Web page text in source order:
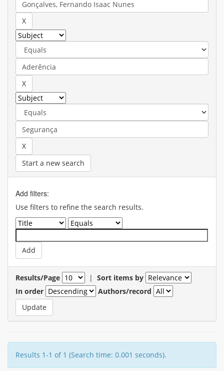
Start a new search
Add filters:
Use filters to refine the search results.
Results/Page | Sort items by
In order
Authors/record
Results 1-1 of 1 (Search time: 0.001 seconds).